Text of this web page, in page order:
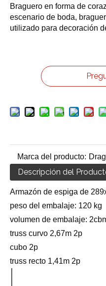
Braguero en forma de
escenario de boda,
utilizado para decoración
Marca del producto:
Descripción del
Armazón de espiga de
peso del embalaje: 120 kg
volumen de embalaje:
truss curvo 2,67m 2p
cubo 2p
truss recto 1,41m 2p